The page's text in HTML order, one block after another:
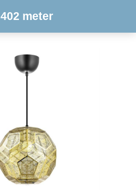
402 meter